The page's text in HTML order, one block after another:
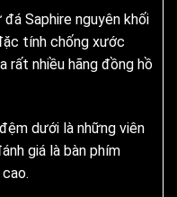
Saphire nguyên khối
tính chống xước
rất nhiều hãng đồng hồ
dưới là những viên
giá là bàn phím